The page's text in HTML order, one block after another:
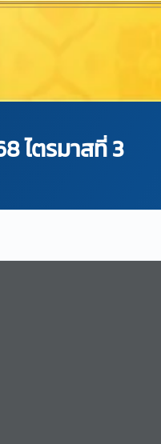
ไตรมาสที่ 3